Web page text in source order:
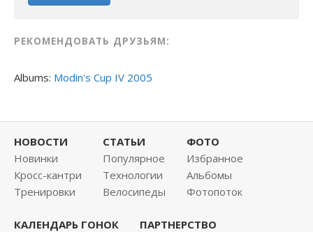
РЕКОМЕНДОВАТЬ ДРУЗЬЯМ:
Albums: Modin's Cup IV 2005
НОВОСТИ
Новинки
Кросс-кантри
Тренировки
СТАТЬИ
Популярное
Технологии
Велосипеды
ФОТО
Избранное
Альбомы
Фотопоток
КАЛЕНДАРЬ ГОНОК
ПАРТНЕРСТВО